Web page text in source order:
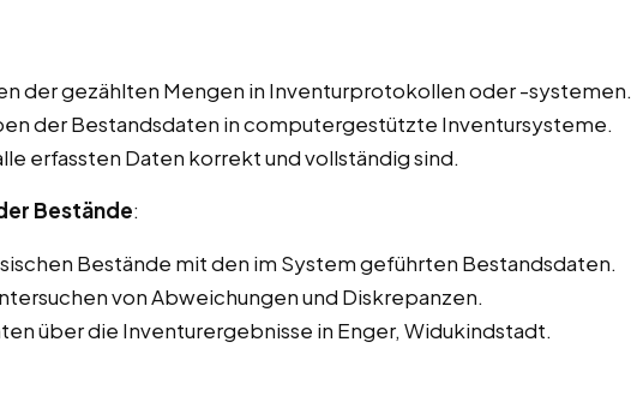
der gezählten Mengen in Inventurprotokollen oder -systemen.
der Bestandsdaten in computergestützte Inventursysteme.
erfassten Daten korrekt und vollständig sind.
Bestände:
Bestände mit den im System geführten Bestandsdaten.
von Abweichungen und Diskrepanzen.
über die Inventurergebnisse in Enger, Widukindstadt.